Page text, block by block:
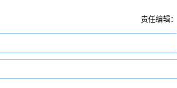
责任编辑：